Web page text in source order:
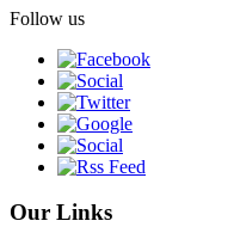
Follow us
Our Links